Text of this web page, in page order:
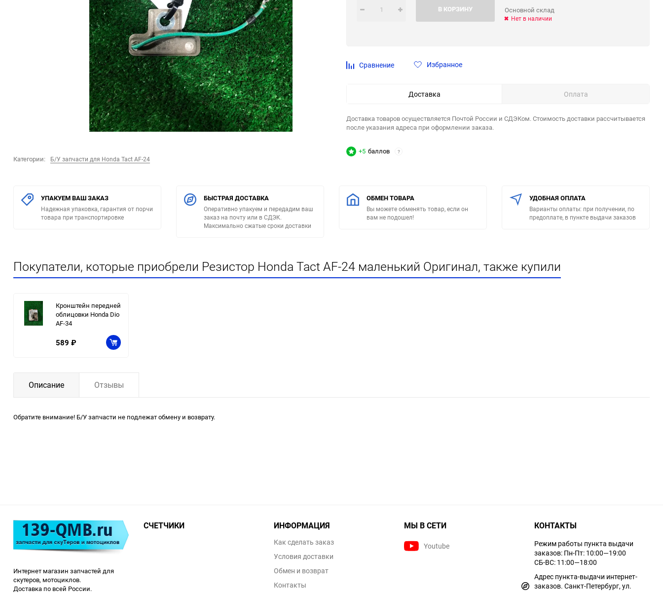
Категории: Б/У запчасти для Honda Tact AF-24
В КОРЗИНУ Основной склад
Нет в наличии
Сравнение Избранное
Доставка Оплата
Доставка товаров осуществляется Почтой России и СДЭКом. Стоимость доставки рассчитывается
после указания адреса при оформлении заказа.
+5 баллов ?
УПАКУЕМ ВАШ ЗАКАЗ
Надежная упаковка, гарантия от порчи
товара при транспортировке
БЫСТРАЯ ДОСТАВКА
Оперативно упакуем и передадим ваш
заказ на почту или в СДЭК.
Максимально сжатые сроки доставки
ОБМЕН ТОВАРА
Вы можете обменять товар, если он
вам не подошел!
УДОБНАЯ ОПЛАТА
Варианты оплаты: при получении, по
предоплате, в пункте выдачи заказов
Покупатели, которые приобрели Резистор Honda Tact AF-24 маленький Оригинал, также купили
Кронштейн передней
облицовки Honda Dio
AF-34
589 ₽
Описание Отзывы
Обратите внимание! Б/У запчасти не подлежат обмену и возврату.
Интернет магазин запчастей для
скутеров, мотоциклов.
Доставка по всей России.
СЧЕТЧИКИ ИНФОРМАЦИЯ
Как сделать заказ
Условия доставки
Обмен и возврат
Контакты
МЫ В СЕТИ
Youtube
КОНТАКТЫ
Режим работы пункта выдачи
заказов: Пн-Пт: 10:00—19:00
СБ-ВС: 11:00—18:00
Адрес пункта-выдачи интернет-
заказов. Санкт-Петербург, ул.